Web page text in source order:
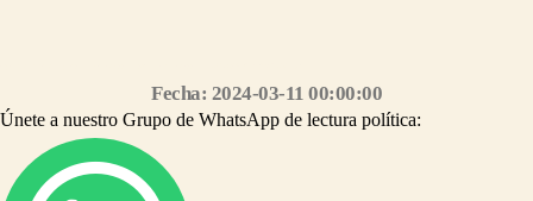
Fecha: 2024-03-11 00:00:00
Únete a nuestro Grupo de WhatsApp de lectura política: